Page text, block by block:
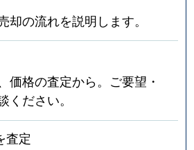
却の流れを説明します。
価格の査定から。ご要望・
ください。
査定